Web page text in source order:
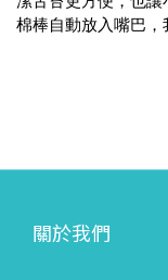
棉棒自動放入嘴巴
關於我們